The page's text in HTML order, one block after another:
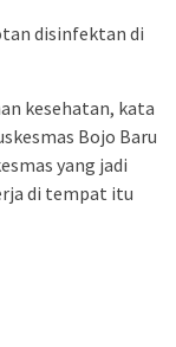
disinfektan di
kesehatan, kata
Bojo Baru
yang jadi
di tempat itu